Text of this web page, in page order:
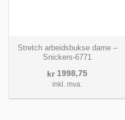
Stretch arbeidsbukse dame –
Snickers-6771
kr1998,75
inkl. mva.